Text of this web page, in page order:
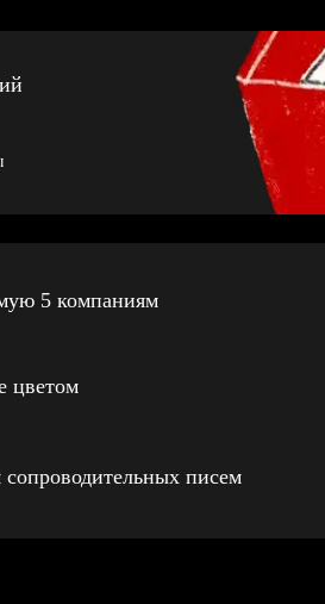
5 компаниям
цветом
сопроводительных писем